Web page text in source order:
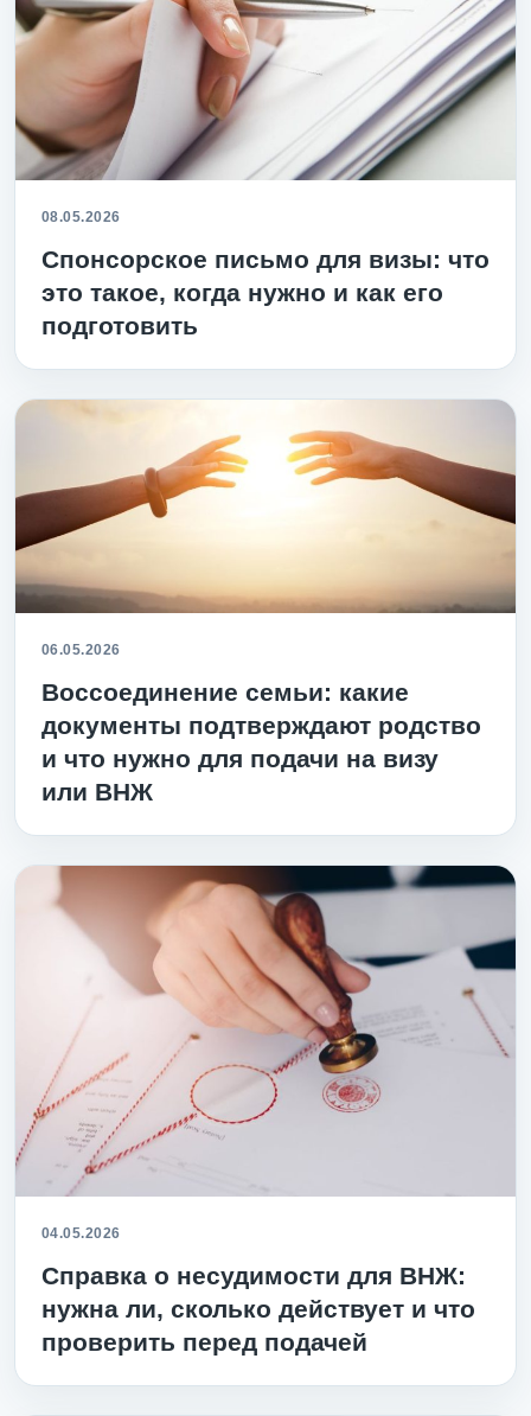
08.05.2026
Спонсорское письмо для визы: что
это такое, когда нужно и как его
подготовить
06.05.2026
Воссоединение семьи: какие
документы подтверждают родство
и что нужно для подачи на визу
или ВНЖ
04.05.2026
Справка о несудимости для ВНЖ:
нужна ли, сколько действует и что
проверить перед подачей